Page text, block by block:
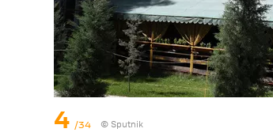
4 /34 © Sputnik